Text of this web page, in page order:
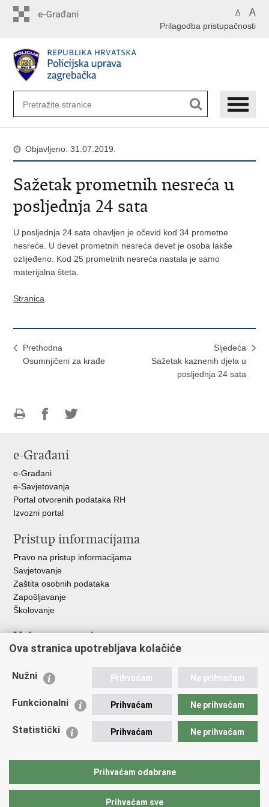
A A
Prilagodba pristupačnosti
Objavljeno: 31.07.2019.
Sažetak prometnih nesreća u
posljednja 24 sata
U posljednja 24 sata obavljen je očevid kod 34 prometne
nesreće. U devet prometnih nesreća devet je osoba lakše
ozlijeđeno. Kod 25 prometnih nesreća nastala je samo
materijalna šteta.
Stranica
Prethodna
Osumnjičeni za krađe
Sljedeća
Sažetak kaznenih djela u
posljednja 24 sata
FacebookuTwitteru
e-Građani
e-Građani
e-Savjetovanja
Portal otvorenih podataka RH
Izvozni portal
Pristup informacijama
Pravo na pristup informacijama
Savjetovanje
Zaštita osobnih podataka
Zapošljavanje
Školovanje
Važne poveznice
Ministarstvo unutarnjih poslova
Udruge
Policijska akademija
Zaklada policijske solidarnosti
Vučetić"
Ova stranica upotrebljava kolačiće
Nužni Prihvaćam Ne prihvaćam
Funkcionalni Prihvaćam Ne prihvaćam
Statistički Prihvaćam Ne prihvaćam
Prihvaćam odabrane
Prihvaćam sve